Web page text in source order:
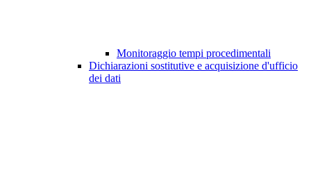
Monitoraggio tempi procedimentali
Dichiarazioni sostitutive e acquisizione d'ufficio
dei dati